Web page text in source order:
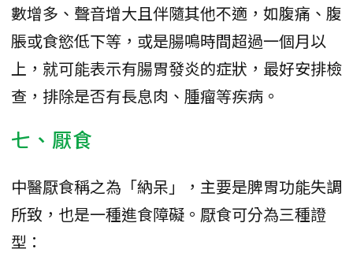
數增多、聲音增大且伴隨其他不適，如腹痛、腹
脹或食慾低下等，或是腸鳴時間超過一個月以
上，就可能表示有腸胃發炎的症狀，最好安排檢
查，排除是否有長息肉、腫瘤等疾病。
七、厭食
中醫厭食稱之為「納呆」，主要是脾胃功能失調
所致，也是一種進食障礙。厭食可分為三種證
型：